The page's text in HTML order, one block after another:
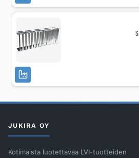
JUKIRA OY
Kotimaista luotettavaa LVI-tuotteiden